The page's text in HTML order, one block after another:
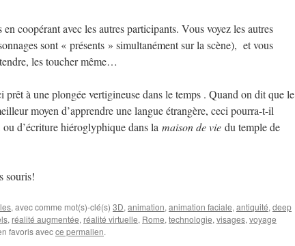
en coopérant avec les autres participants. Vous voyez les autres
sont « présents » simultanément sur la scène), et vous
les toucher même…
prêt à une plongée vertigineuse dans le temps . Quand on dit que le
moyen d’apprendre une langue étrangère, ceci pourra-t-il
d’écriture hiéroglyphique dans la maison de vie du temple de
souris!
, avec comme mot(s)-clé(s) 3D, animation, animation faciale, antiquité, deep
, réalité augmentée, réalité virtuelle, Rome, technologie, visages, voyage
favoris avecce permalien.